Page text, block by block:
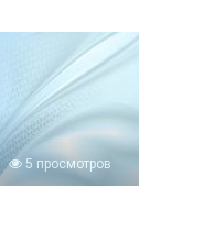
5 просмотров